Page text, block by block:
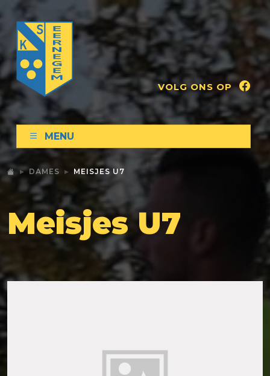
VOLG ONS OP
MENU
DAMES MEISJES U7
Meisjes U7